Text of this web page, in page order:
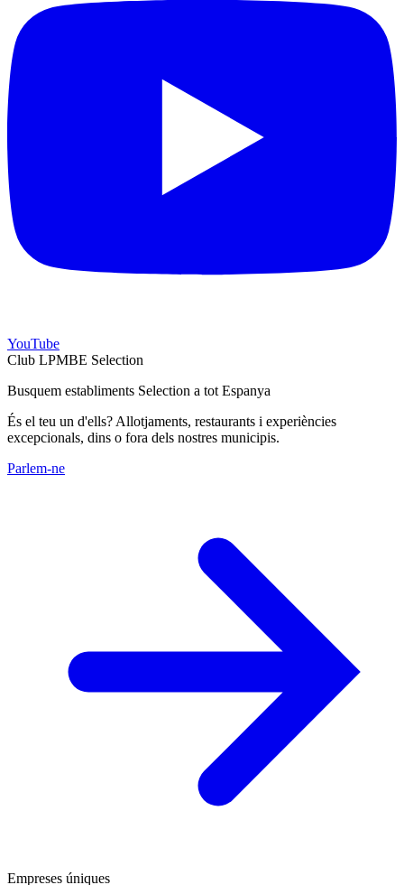
YouTube
Club LPMBE Selection
Busquem establiments Selection a tot Espanya
És el teu un d'ells? Allotjaments, restaurants i experiències
excepcionals, dins o fora dels nostres municipis.
Parlem-ne
Empreses úniques